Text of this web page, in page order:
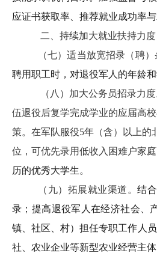
应证书获取率、推荐就业成功率
二、持续加大就业扶持力度
（七）适当放宽招录（聘）
聘用职工时，对退役军人的年龄
（八）加大公务员招录力度
伍退役后复学完成学业的应届高
策。在军队服役5年（含）以上的
位，可优先录用低收入困难户家
历的优秀大学生。
（九）拓展就业渠道。结
录；提高退役军人在经济社会、
镇、社区、村）担任专职工作人
社、农业企业等新型农业经营主